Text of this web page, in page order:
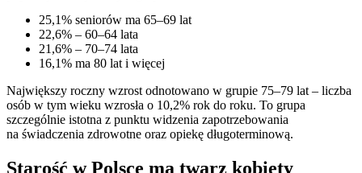
25,1% seniorów ma 65–69 lat
22,6% – 60–64 lata
21,6% – 70–74 lata
16,1% ma 80 lat i więcej
Największy roczny wzrost odnotowano w grupie 75–79 lat – liczba
osób w tym wieku wzrosła o 10,2% rok do roku. To grupa
szczególnie istotna z punktu widzenia zapotrzebowania
na świadczenia zdrowotne oraz opiekę długoterminową.
Starość w Polsce ma twarz kobiety